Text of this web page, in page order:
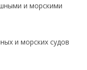
и морскими
и морских судов